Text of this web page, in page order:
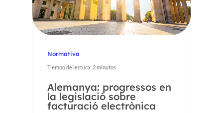
Normativa
Tiempo de lectura: 2minutos
Alemanya: progressos en
la legislació sobre
facturació electrònica